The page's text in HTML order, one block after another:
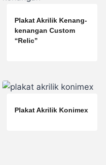
Plakat Akrilik Kenang-
kenangan Custom
“Relic”
Plakat Akrilik Konimex